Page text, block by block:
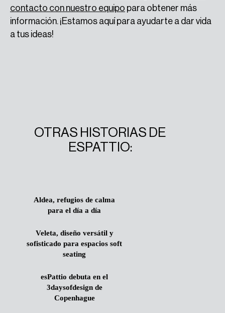
contacto con nuestro equipo para obtener más
información. ¡Estamos aquí para ayudarte a dar vida
a tus ideas!
OTRAS HISTORIAS DE
ESPATTIO:
Aldea, refugios de calma
para el día a día
Veleta, diseño versátil y
sofisticado para espacios soft
seating
esPattio debuta en el
3daysofdesign de
Copenhague